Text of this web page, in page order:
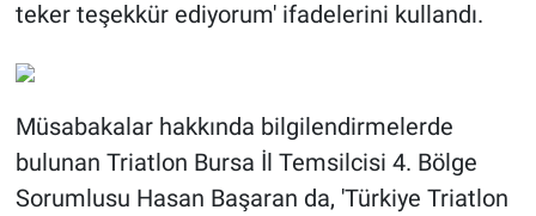
teker teşekkür ediyorum' ifadelerini kullandı.
Müsabakalar hakkında bilgilendirmelerde
bulunan Triatlon Bursa İl Temsilcisi 4. Bölge
Sorumlusu Hasan Başaran da, 'Türkiye Triatlon